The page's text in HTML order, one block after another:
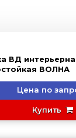
ВД
ВОЛНА
Цена по
Купить